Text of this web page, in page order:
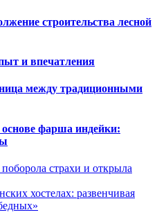
строительства лесной
и впечатления
между традиционными
фарша индейки:
страхи и открыла
хостелах: развенчивая